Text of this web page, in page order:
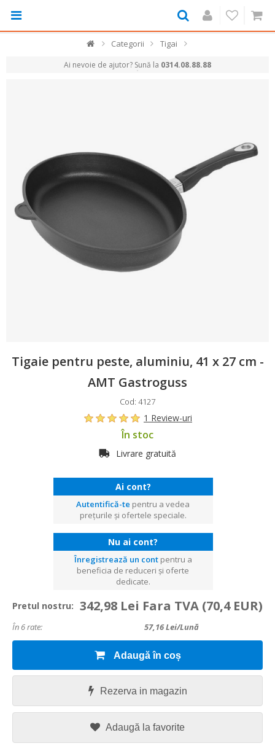
Categorii Tigai
Ai nevoie de ajutor? Sună la 0314.08.88.88
Tigaie pentru peste, aluminiu, 41 x 27 cm -
AMT Gastroguss
Cod: 4127
1 Review-uri
În stoc
Livrare gratuită
Ai cont?
Autentifică-te pentru a vedea
prețurile și ofertele speciale.
Nu ai cont?
Înregistrează un contpentru a
beneficia de reduceri și oferte
dedicate.
Pretul nostru: 342,98 Lei Fara TVA (70,4 EUR)
În 6 rate: 57,16Lei/lună
Adaugă în coș
Rezerva in magazin
Adaugă la favorite